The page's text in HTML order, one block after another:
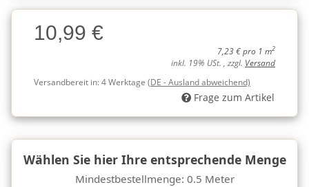
Charge
Charge10,99 €
7,23 € pro 1 m2
inkl. 19% USt. , zzgl. Versand
Versandbereit in:4 Werktage (DE - Ausland abweichend)
Frage zum Artikel
Wählen Sie hier Ihre entsprechende Menge
Mindestbestellmenge: 0.5 Meter